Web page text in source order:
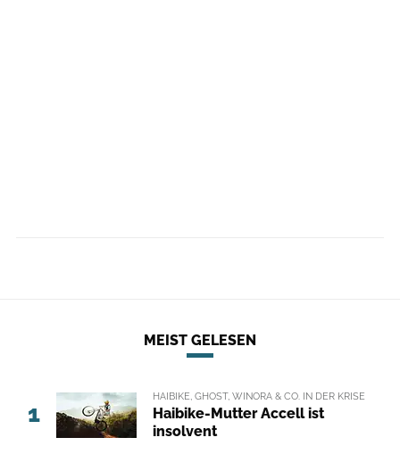
MEIST GELESEN
1
HAIBIKE, GHOST, WINORA & CO. IN DER KRISE
Haibike-Mutter Accell ist
insolvent